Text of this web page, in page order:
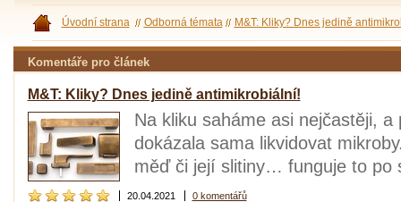
Úvodní strana Odborná témata M&T: Kliky? Dnes jedině
Komentáře pro článek
M&T: Kliky? Dnes jedině antimikrobiální!
Na kliku saháme asi nejčastěji,
dokázala sama likvidovat
měď či její slitiny… funguje to
20.04.2021 0 komentářů